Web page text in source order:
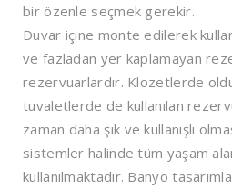
bir özenle seçmek gerekir.
Duvar içine monte edilerek
ve fazladan yer kaplamayan
rezervuarlardır. Klozetlerde
tuvaletlerde de kullanılan
zaman daha şık ve kullanışlı
sistemler halinde tüm yaşam
kullanılmaktadır. Banyo